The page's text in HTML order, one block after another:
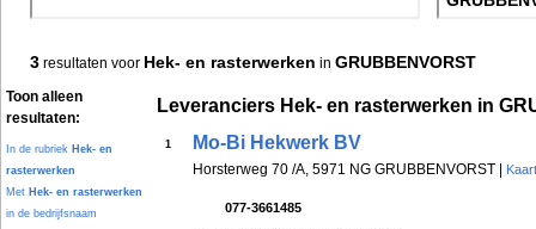
3 resultaten voor Hek- en rasterwerken in GRUBBENVORST
Toon alleen
resultaten:
In de rubriek Hek- en
rasterwerken
Met Hek- en rasterwerken
in de bedrijfsnaam
Leveranciers Hek- en rasterwerken in
1 Mo-Bi Hekwerk BV
Horsterweg 70 /A, 5971 NG GRUBBENVORST |
077-3661485